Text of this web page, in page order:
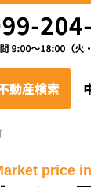
動産検索
price